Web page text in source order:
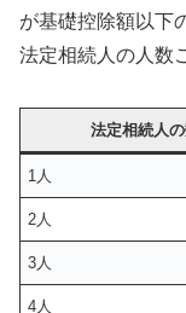
が基礎控除額以下
法定相続人の人数
法定相続人
1人
2人
3人
4人